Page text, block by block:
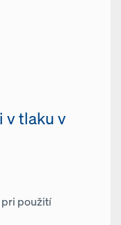
v tlaku v
pri použití